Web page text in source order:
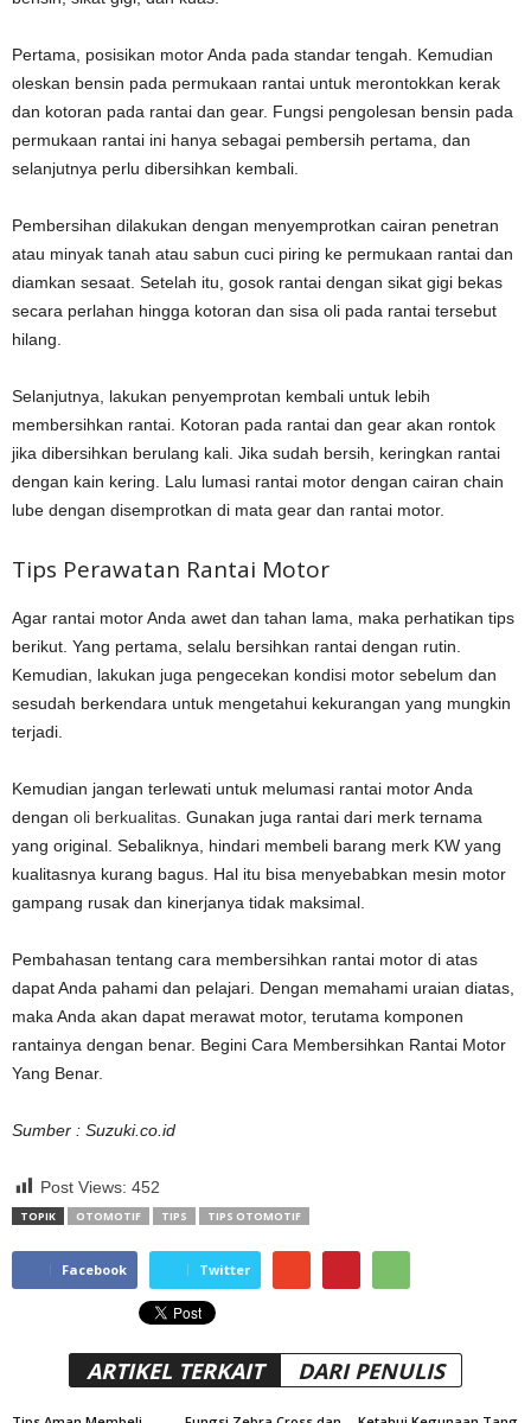
Pertama, posisikan motor Anda pada standar tengah. Kemudian
oleskan bensin pada permukaan rantai untuk merontokkan kerak
dan kotoran pada rantai dan gear. Fungsi pengolesan bensin pada
permukaan rantai ini hanya sebagai pembersih pertama, dan
selanjutnya perlu dibersihkan kembali.
Pembersihan dilakukan dengan menyemprotkan cairan penetran
atau minyak tanah atau sabun cuci piring ke permukaan rantai dan
diamkan sesaat. Setelah itu, gosok rantai dengan sikat gigi bekas
secara perlahan hingga kotoran dan sisa oli pada rantai tersebut
hilang.
Selanjutnya, lakukan penyemprotan kembali untuk lebih
membersihkan rantai. Kotoran pada rantai dan gear akan rontok
jika dibersihkan berulang kali. Jika sudah bersih, keringkan rantai
dengan kain kering. Lalu lumasi rantai motor dengan cairan chain
lube dengan disemprotkan di mata gear dan rantai motor.
Tips Perawatan Rantai Motor
Agar rantai motor Anda awet dan tahan lama, maka perhatikan tips
berikut. Yang pertama, selalu bersihkan rantai dengan rutin.
Kemudian, lakukan juga pengecekan kondisi motor sebelum dan
sesudah berkendara untuk mengetahui kekurangan yang mungkin
terjadi.
Kemudian jangan terlewati untuk melumasi rantai motor Anda
dengan oli berkualitas . Gunakan juga rantai dari merk ternama
yang original. Sebaliknya, hindari membeli barang merk KW yang
kualitasnya kurang bagus. Hal itu bisa menyebabkan mesin motor
gampang rusak dan kinerjanya tidak maksimal.
Pembahasan tentang cara membersihkan rantai motor di atas
dapat Anda pahami dan pelajari. Dengan memahami uraian diatas,
maka Anda akan dapat merawat motor, terutama komponen
rantainya dengan benar. Begini Cara Membersihkan Rantai Motor
Yang Benar.
Sumber : Suzuki.co.id
Post Views: 452
TOPIK OTOMOTIF TIPS TIPS OTOMOTIF
Facebook Twitter
ARTIKEL TERKAIT DARI PENULIS